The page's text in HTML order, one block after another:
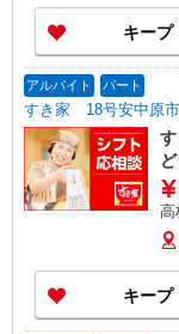
キープ
アルバイト パート
すき家 18号安中原
ど
高
キープ